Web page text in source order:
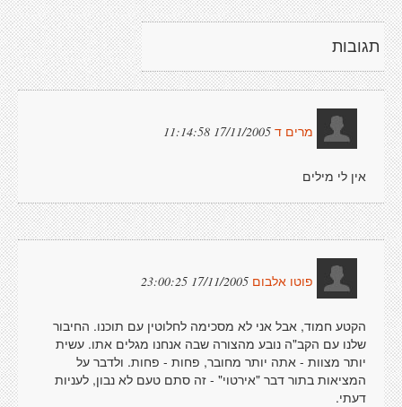
תגובות
מרים ד 17/11/2005 11:14:58
אין לי מילים
פוטו אלבום 17/11/2005 23:00:25
הקטע חמוד, אבל אני לא מסכימה לחלוטין עם תוכנו. החיבור
שלנו עם הקב"ה נובע מהצורה שבה אנחנו מגלים אתו. עשית
יותר מצוות - אתה יותר מחובר, פחות - פחות. ולדבר על
המציאות בתור דבר "אירטוי" - זה סתם טעם לא נבון, לעניות
דעתי.